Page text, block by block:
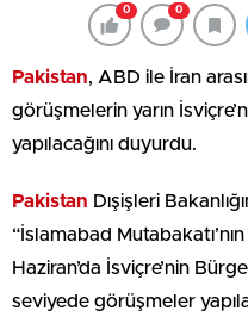
0 0
Pakistan, ABD ile İran
görüşmelerin yarın
yapılacağını duyurdu.
Pakistan Dışişleri
“İslamabad
Haziran’da İsviçre’nin
seviyede görüşmeler